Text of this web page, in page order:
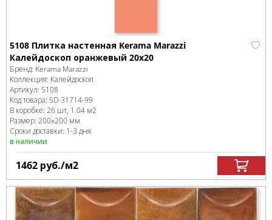
5108 Плитка настенная Kerama Marazzi
Калейдоскоп оранжевый 20х20
Бренд: Kerama Marazzi
Коллекция: Калейдоскоп
Артикул: 5108
Код товара: SD-31714-99
В коробке: 26 шт, 1.04 м2
Размер: 200x200 мм
Сроки доставки: 1-3 дня
в наличии
1462 руб./м2